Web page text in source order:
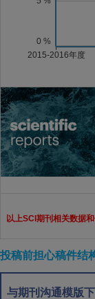
以上SCI期刊相关数据
投稿前担心稿件结
与期刊沟通模版